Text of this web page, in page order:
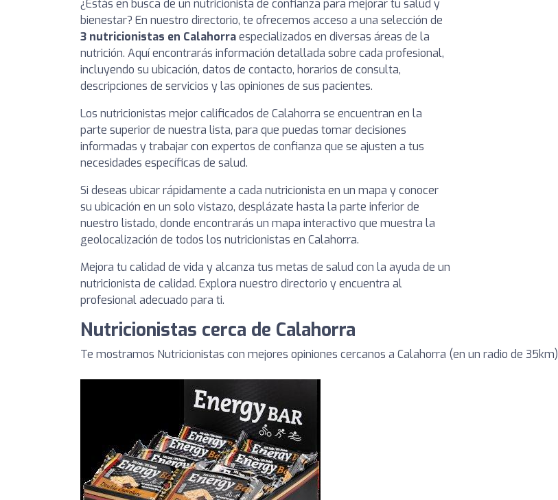
¿Estás en busca de un nutricionista de confianza para mejorar tu salud y
bienestar? En nuestro directorio, te ofrecemos acceso a una selección de
3 nutricionistas en Calahorraespecializados en diversas áreas de la
nutrición. Aquí encontrarás información detallada sobre cada profesional,
incluyendo su ubicación, datos de contacto, horarios de consulta,
descripciones de servicios y las opiniones de sus pacientes.
Los nutricionistas mejor calificados de Calahorra se encuentran en la
parte superior de nuestra lista, para que puedas tomar decisiones
informadas y trabajar con expertos de confianza que se ajusten a tus
necesidades específicas de salud.
Si deseas ubicar rápidamente a cada nutricionista en un mapa y conocer
su ubicación en un solo vistazo, desplázate hasta la parte inferior de
nuestro listado, donde encontrarás un mapa interactivo que muestra la
geolocalización de todos los nutricionistas en Calahorra.
Mejora tu calidad de vida y alcanza tus metas de salud con la ayuda de un
nutricionista de calidad. Explora nuestro directorio y encuentra al
profesional adecuado para ti.
Nutricionistas cerca de Calahorra
Te mostramos Nutricionistas con mejores opiniones cercanos a Calahorra (en un radio de 35km)